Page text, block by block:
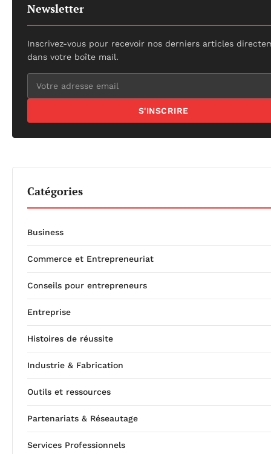
Newsletter
Inscrivez-vous pour recevoir nos derniers articles
dans votre boîte mail.
S'INSCRIRE
Catégories
Business
Commerce et Entrepreneuriat
Conseils pour entrepreneurs
Entreprise
Histoires de réussite
Industrie & Fabrication
Outils et ressources
Partenariats & Réseautage
Services Professionnels